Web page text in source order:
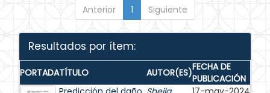
Anterior 1 Siguiente
Resultados por ítem:
PORTADATÍTULO AUTOR(ES)FECHA DE
PUBLICACIÓN